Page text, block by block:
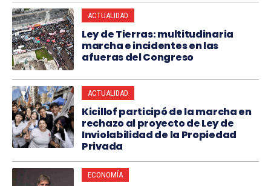
ACTUALIDAD
Ley de Tierras: multitudinaria
marcha e incidentes en las
afueras del Congreso
ACTUALIDAD
Kicillof participó de la marcha en
rechazo al proyecto de Ley de
Inviolabilidad de la Propiedad
Privada
ECONOMÍA